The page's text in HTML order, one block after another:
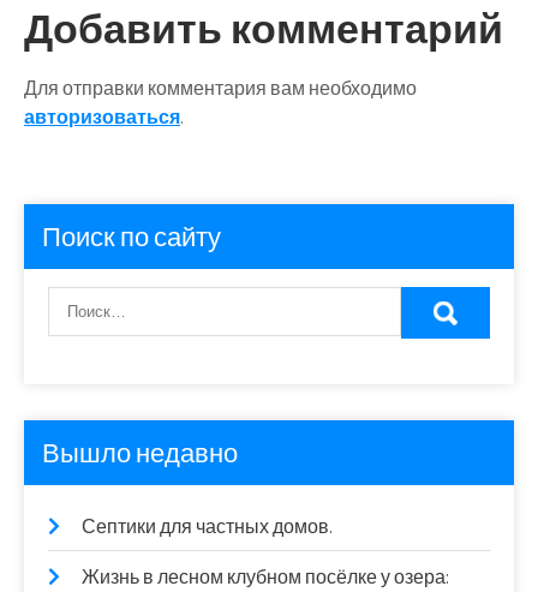
Добавить комментарий
Для отправки комментария вам необходимо
авторизоваться.
Поиск по сайту
Вышло недавно
Септики для частных домов.
Жизнь в лесном клубном посёлке у озера: